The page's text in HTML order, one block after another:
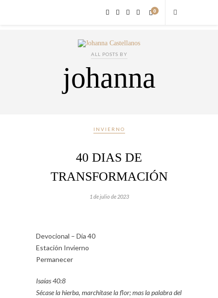
0
ALL POSTS BY
johanna
INVIERNO
40 DIAS DE
TRANSFORMACIÓN
1 de julio de 2023
Devocional – Día 40
Estación Invierno
Permanecer
Isaías 40:8
Sécase la hierba, marchítase la flor; mas la palabra del